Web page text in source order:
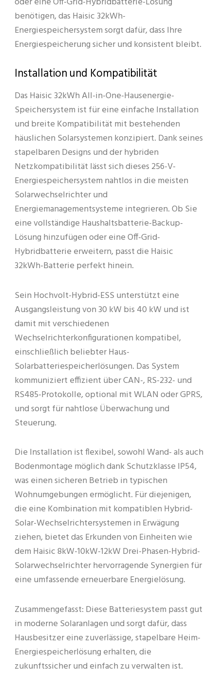
benötigen, das Haisic 32kWh-
Energiespeichersystem sorgt dafür, dass Ihre
Energiespeicherung sicher und konsistent bleibt.
Installation und Kompatibilität
Das Haisic 32kWh All-in-One-Hausenergie-
Speichersystem ist für eine einfache Installation
und breite Kompatibilität mit bestehenden
häuslichen Solarsystemen konzipiert. Dank seines
stapelbaren Designs und der hybriden
Netzkompatibilität lässt sich dieses 256-V-
Energiespeichersystem nahtlos in die meisten
Solarwechselrichter und
Energiemanagementsysteme integrieren. Ob Sie
eine vollständige Haushaltsbatterie-Backup-
Lösung hinzufügen oder eine Off-Grid-
Hybridbatterie erweitern, passt die Haisic
32kWh-Batterie perfekt hinein.
Sein Hochvolt-Hybrid-ESS unterstützt eine
Ausgangsleistung von 30 kW bis 40 kW und ist
damit mit verschiedenen
Wechselrichterkonfigurationen kompatibel,
einschließlich beliebter Haus-
Solarbatteriespeicherlösungen. Das System
kommuniziert effizient über CAN-, RS-232- und
RS485-Protokolle, optional mit WLAN oder GPRS,
und sorgt für nahtlose Überwachung und
Steuerung.
Die Installation ist flexibel, sowohl Wand- als auch
Bodenmontage möglich dank Schutzklasse IP54,
was einen sicheren Betrieb in typischen
Wohnumgebungen ermöglicht. Für diejenigen,
die eine Kombination mit kompatiblen Hybrid-
Solar-Wechselrichtersystemen in Erwägung
ziehen, bietet das Erkunden von Einheiten wie
dem Haisic 8kW-10kW-12kW Drei-Phasen-Hybrid-
Solarwechselrichter hervorragende Synergien für
eine umfassende erneuerbare Energielösung.
Zusammengefasst: Diese Batteriesystem passt gut
in moderne Solaranlagen und sorgt dafür, dass
Hausbesitzer eine zuverlässige, stapelbare Heim-
Energiespeicherlösung erhalten, die
zukunftssicher und einfach zu verwalten ist.